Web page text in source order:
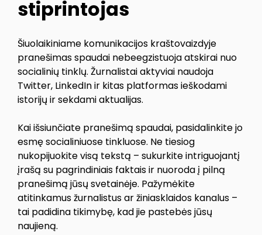
stiprintojas
Šiuolaikiniame komunikacijos kraštovaizdyje
pranešimas spaudai nebeegzistuoja atskirai nuo
socialinių tinklų. Žurnalistai aktyviai naudoja
Twitter, LinkedIn ir kitas platformas ieškodami
istorijų ir sekdami aktualijas.
Kai išsiunčiate pranešimą spaudai, pasidalinkite jo
esmę socialiniuose tinkluose. Ne tiesiog
nukopijuokite visą tekstą – sukurkite intriguojantį
įrašą su pagrindiniais faktais ir nuoroda į pilną
pranešimą jūsų svetainėje. Pažymėkite
atitinkamus žurnalistus ar žiniasklaidos kanalus –
tai padidina tikimybę, kad jie pastebės jūsų
naujieną.